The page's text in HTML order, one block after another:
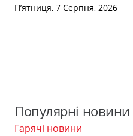
П’ятниця, 7 Серпня, 2026
Популярні новини
Гарячі новини